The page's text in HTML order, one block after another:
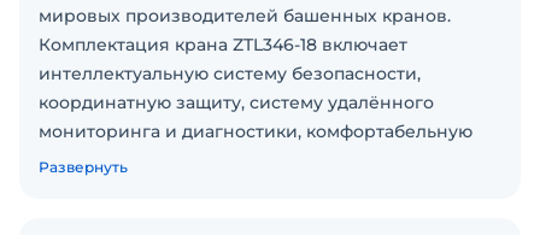
мировых производителей башенных кранов.
Комплектация крана ZTL346-18 включает
интеллектуальную систему безопасности,
координатную защиту, систему удалённого
мониторинга и диагностики, комфортабельную
монокабину с электропанелью для упрощённого
Развернуть